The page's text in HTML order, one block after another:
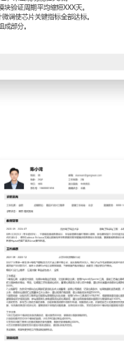
平台，执行Corner、
定性；针对启动、瞬态响
块设计一次成功率提升至
模块的版图布局，制定
生参数对电路性能的影
试条件、仪器配置及数
，搭建测试环境，使用示
数据与仿真数据的差异
告和测试报告，记录关键
为新成员提供技术参考
的电路设计与仿真验证，